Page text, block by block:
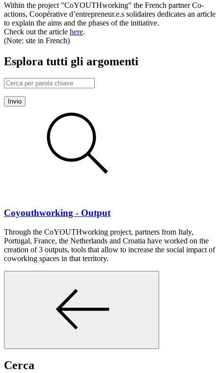
Within the project "CoYOUTHworking" the French partner Co-
actions, Coopérative d’entrepreneur.e.s solidaires dedicates an article
to explain the aims and the phases of the initiative.
Check out the article here.
(Note: site in French)
Esplora tutti gli argomenti
Invio
Coyouthworking - Output
Through the CoYOUTHworking project, partners from Italy,
Portugal, France, the Netherlands and Croatia have worked on the
creation of 3 outputs, tools that allow to increase the social impact of
coworking spaces in that territory.
Cerca